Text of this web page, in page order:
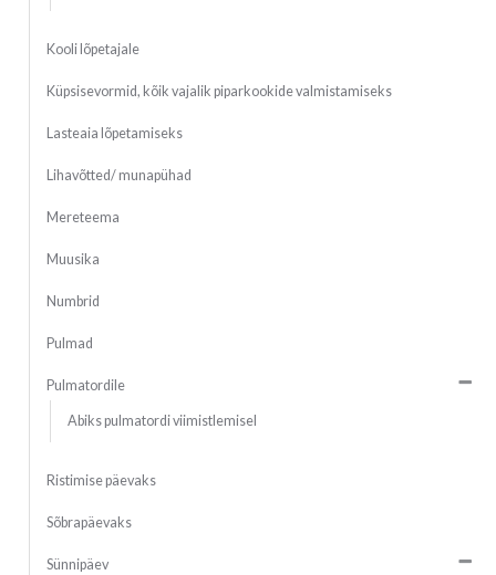
Kooli lõpetajale
Küpsisevormid, kõik vajalik piparkookide valmistamiseks
Lasteaia lõpetamiseks
Lihavõtted/ munapühad
Mereteema
Muusika
Numbrid
Pulmad
Pulmatordile
Abiks pulmatordi viimistlemisel
Ristimise päevaks
Sõbrapäevaks
Sünnipäev